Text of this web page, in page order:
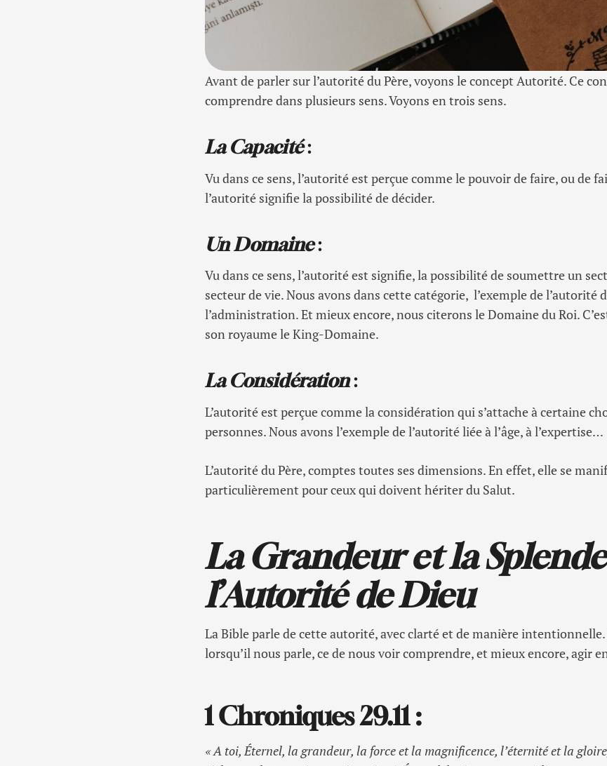
Avant de parler sur l’autorité du Père, voyons le concept Autorité. Ce
comprendre dans plusieurs sens. Voyons en trois sens.
La Capacité:
Vu dans ce sens, l’autorité est perçue comme le pouvoir de faire, ou de
l’autorité signifie la possibilité de décider.
Un Domaine:
Vu dans ce sens, l’autorité est signifie, la possibilité de soumettre un
secteur de vie. Nous avons dans cette catégorie, l’exemple de l’autorité
l’administration. Et mieux encore, nous citerons le Domaine du Roi.
son royaume le King-Domaine.
La Considération:
L’autorité est perçue comme la considération qui s’attache à certaine
personnes. Nous avons l’exemple de l’autorité liée à l’âge, à l’expertise…
L’autorité du Père, comptes toutes ses dimensions. En effet, elle se
particulièrement pour ceux qui doivent hériter du Salut.
La Grandeur et la
l’Autorité de Dieu
La Bible parle de cette autorité, avec clarté et de manière
lorsqu’il nous parle, ce de nous voir comprendre, et mieux encore, agir
1 Chroniques 29.11:
« A toi, Éternel, la grandeur, la force et la magnificence, l’éternité et la